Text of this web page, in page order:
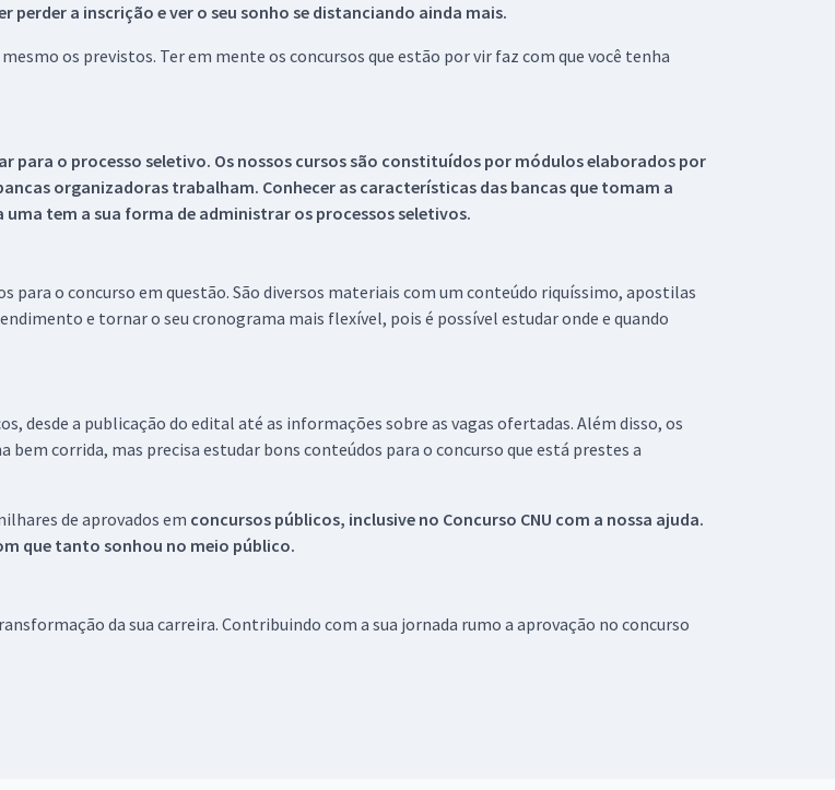
a inscrição e ver o seu sonho se distanciando ainda mais.
os previstos. Ter em mente os concursos que estão por vir faz com que você tenha
para o processo seletivo. Os nossos cursos são constituídos por módulos elaborados por
organizadoras trabalham. Conhecer as características das bancas que tomam a
tem a sua forma de administrar os processos seletivos.
para o concurso em questão. São diversos materiais com um conteúdo riquíssimo, apostilas
e tornar o seu cronograma mais flexível, pois é possível estudar onde e quando
desde a publicação do edital até as informações sobre as vagas ofertadas. Além disso, os
corrida, mas precisa estudar bons conteúdos para o concurso que está prestes a
de aprovados em concursos públicos, inclusive no Concurso CNU com a nossa ajuda.
que tanto sonhou no meio público.
da sua carreira. Contribuindo com a sua jornada rumo a aprovação no concurso